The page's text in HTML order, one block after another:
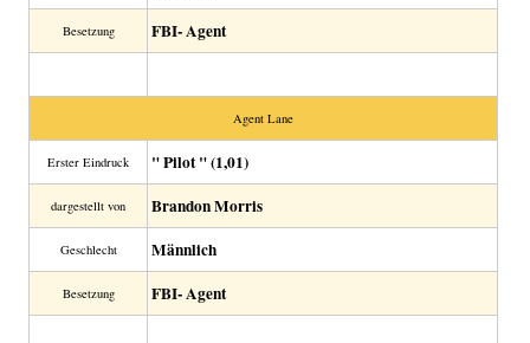
Besetzung FBI- Agent
Agent Lane
Erster Eindruck " Pilot " (1,01)
dargestellt von Brandon Morris
Geschlecht Männlich
Besetzung FBI- Agent